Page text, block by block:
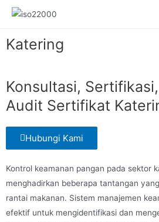
Katering
Konsultasi,
Audit Sertifikat
Hubungi Kami
Kontrol keamanan pangan pada sektor
menghadirkan beberapa tantangan
rantai makanan. Sistem manajemen
efektif untuk mengidentifikasi dan